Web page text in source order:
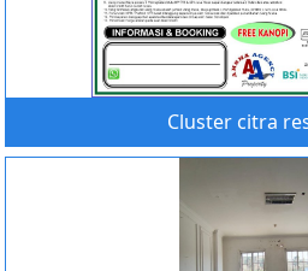
Cluster citra